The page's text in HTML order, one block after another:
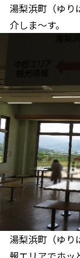
湯梨浜町（ゆり
介しま～す。
湯梨浜町（ゆり